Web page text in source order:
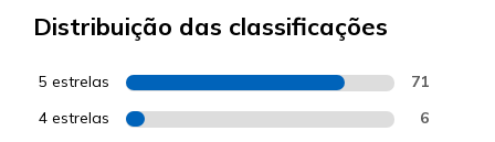
Distribuição das classificações
5 estrelas 71
4 estrelas 6